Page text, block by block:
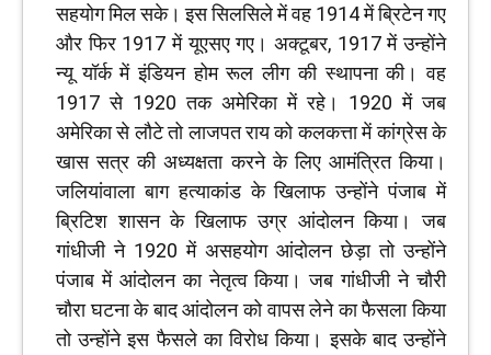
सहयोग मिल सके। इस सिलसिले में वह 1914 में ब्रिटेन गए
और फिर 1917 में यूएसए गए। अक्टूबर, 1917 में उन्होंने
न्यू यॉर्क में इंडियन होम रूल लीग की स्थापना की। वह
1917 से 1920 तक अमेरिका में रहे। 1920 में जब
अमेरिका से लौटे तो लाजपत राय को कलकत्ता में कांग्रेस के
खास सत्र की अध्यक्षता करने के लिए आमंत्रित किया।
जलियांवाला बाग हत्याकांड के खिलाफ उन्होंने पंजाब में
ब्रिटिश शासन के खिलाफ उग्र आंदोलन किया। जब
गांधीजी ने 1920 में असहयोग आंदोलन छेड़ा तो उन्होंने
पंजाब में आंदोलन का नेतृत्व किया। जब गांधीजी ने चौरी
चौरा घटना के बाद आंदोलन को वापस लेने का फैसला किया
तो उन्होंने इस फैसले का विरोध किया। इसके बाद उन्होंने